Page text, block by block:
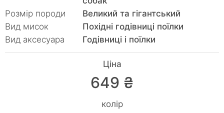
Розмір породи
Великий та гігантський
Вид мисок
Похідні годівниці поїлки
Вид аксесуара
Годівниці і поїлки
Ціна
649 ₴
колір